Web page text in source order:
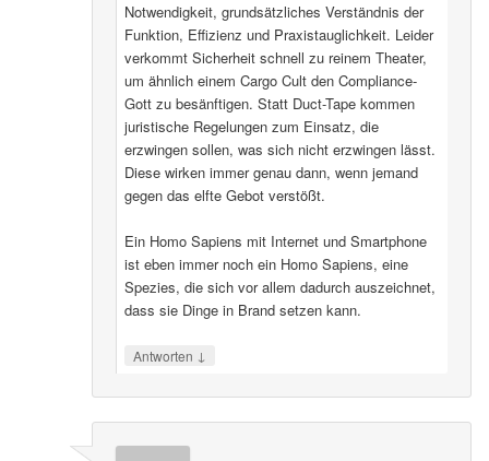
Notwendigkeit, grundsätzliches Verständnis der
Funktion, Effizienz und Praxistauglichkeit. Leider
verkommt Sicherheit schnell zu reinem Theater,
um ähnlich einem Cargo Cult den Compliance-
Gott zu besänftigen. Statt Duct-Tape kommen
juristische Regelungen zum Einsatz, die
erzwingen sollen, was sich nicht erzwingen lässt.
Diese wirken immer genau dann, wenn jemand
gegen das elfte Gebot verstößt.
Ein Homo Sapiens mit Internet und Smartphone
ist eben immer noch ein Homo Sapiens, eine
Spezies, die sich vor allem dadurch auszeichnet,
dass sie Dinge in Brand setzen kann.
Antworten ↓